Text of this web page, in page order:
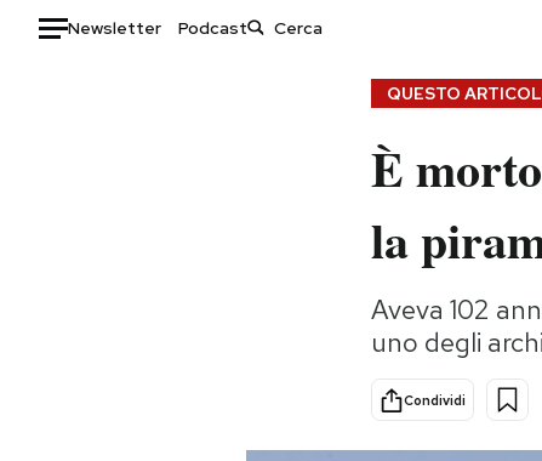
Newsletter Podcast
Storie/Idee
Ok Boomer!
Altrecose
QUESTO
È
la
Aveva 102
uno degli
Condividi